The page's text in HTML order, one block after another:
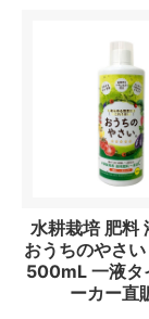
水耕栽培 肥料
おうちのやさ
500mL 一液タ
ーカー直